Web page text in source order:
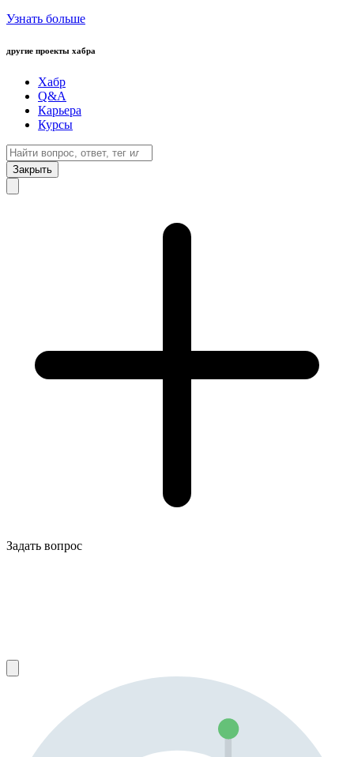
Узнать больше
другие проекты хабра
Хабр
Q&A
Карьера
Курсы
Закрыть
Задать вопрос